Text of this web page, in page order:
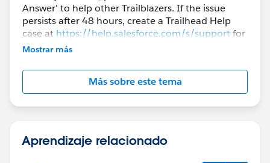
Answer' to help other Trailblazers. If the issue
persists after 48 hours, create a Trailhead Help
case at https://help.salesforce.com/s/supportfor
further assistance.
Mostrar más
Más sobre este tema
Aprendizaje relacionado